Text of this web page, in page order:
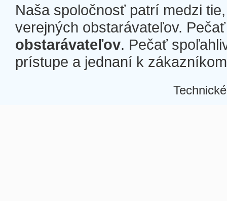
Naša spoločnosť patrí medzi
verejných obstarávateľov.
obstarávateľov. Pečať
prístupe a jednaní k